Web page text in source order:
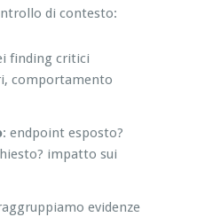
di contesto:
finding critici
comportamento
: endpoint esposto?
impatto sui
evidenze